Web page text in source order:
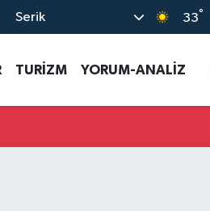
Serik 33°
TURİZM YORUM-ANALİZ